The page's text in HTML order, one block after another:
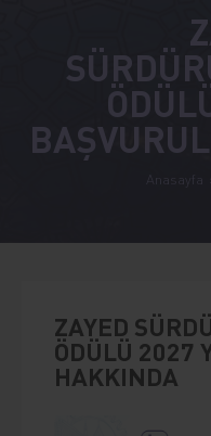
Anasayfa
ZAYED
ÖDÜLÜ 2027
HAKKINDA